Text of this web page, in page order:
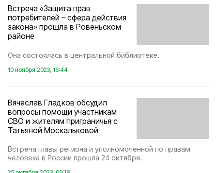
Встреча «Защита прав
потребителей – сфера действия
закона» прошла в Ровеньском
районе
Она состоялась в центральной библиотеке.
10 ноября 2023, 16:44
Вячеслав Гладков обсудил
вопросы помощи участникам
СВО и жителям приграничья с
Татьяной Москальковой
Встреча главы региона и уполномоченной по правам
человека в России прошла 24 октября.